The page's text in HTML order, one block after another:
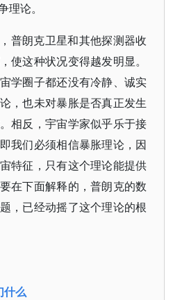
论。
普朗克卫星和其他探测器收
使这种状况变得越发明显。
学圈子都还没有冷静、诚实
，也未对暴胀是否真正发生
相反，宇宙学家似乎乐于接
我们必须相信暴胀理论，因
特征，只有这个理论能提供
在下面解释的，普朗克的数
，已经动摇了这个理论的根
什么